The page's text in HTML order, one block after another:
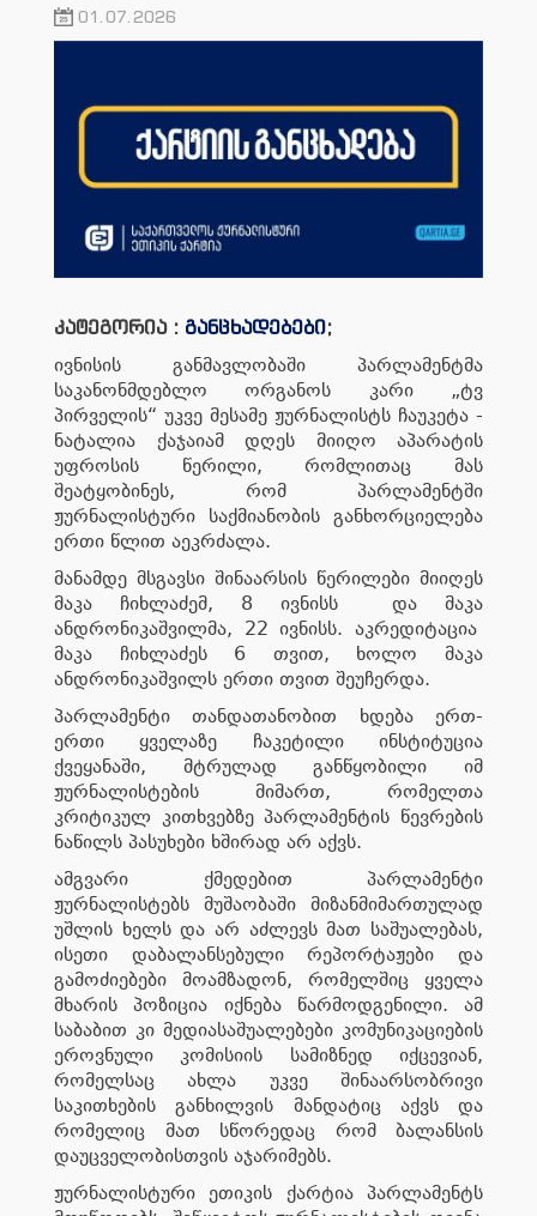
01.07.2026
კატეგორია : განცხადებები;
ივნისის განმავლობაში პარლამენტმა
საკანონმდებლო ორგანოს კარი „ტვ
პირველის“ უკვე მესამე ჟურნალისტს ჩაუკეტა -
ნატალია ქაჯაიამ დღეს მიიღო აპარატის
უფროსის წერილი, რომლითაც მას
შეატყობინეს, რომ პარლამენტში
ჟურნალისტური საქმიანობის განხორციელება
ერთი წლით აეკრძალა.
მანამდე მსგავსი შინაარსის წერილები მიიღეს
მაკა ჩიხლაძემ, 8 ივნისს და მაკა
ანდრონიკაშვილმა, 22 ივნისს. აკრედიტაცია
მაკა ჩიხლაძეს 6 თვით, ხოლო მაკა
ანდრონიკაშვილს ერთი თვით შეუჩერდა.
პარლამენტი თანდათანობით ხდება ერთ-
ერთი ყველაზე ჩაკეტილი ინსტიტუცია
ქვეყანაში, მტრულად განწყობილი იმ
ჟურნალისტების მიმართ, რომელთა
კრიტიკულ კითხვებზე პარლამენტის წევრების
ნაწილს პასუხები ხშირად არ აქვს.
ამგვარი ქმედებით პარლამენტი
ჟურნალისტებს მუშაობაში მიზანმიმართულად
უშლის ხელს და არ აძლევს მათ საშუალებას,
ისეთი დაბალანსებული რეპორტაჟები და
გამოძიებები მოამზადონ, რომელშიც ყველა
მხარის პოზიცია იქნება წარმოდგენილი. ამ
საბაბით კი მედიასაშუალებები კომუნიკაციების
ეროვნული კომისიის სამიზნედ იქცევიან,
რომელსაც ახლა უკვე შინაარსობრივი
საკითხების განხილვის მანდატიც აქვს და
რომელიც მათ სწორედაც რომ ბალანსის
დაუცველობისთვის აჯარიმებს.
ჟურნალისტური ეთიკის ქარტია პარლამენტს